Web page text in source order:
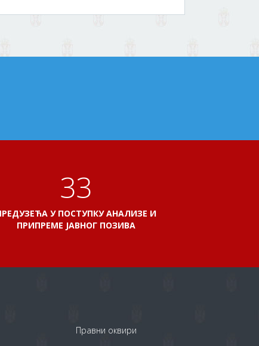
38
У ПОСТУПКУ АНАЛИЗЕ И
ПРИПРЕМЕ ЈАВНОГ ПОЗИВА
Правни оквири